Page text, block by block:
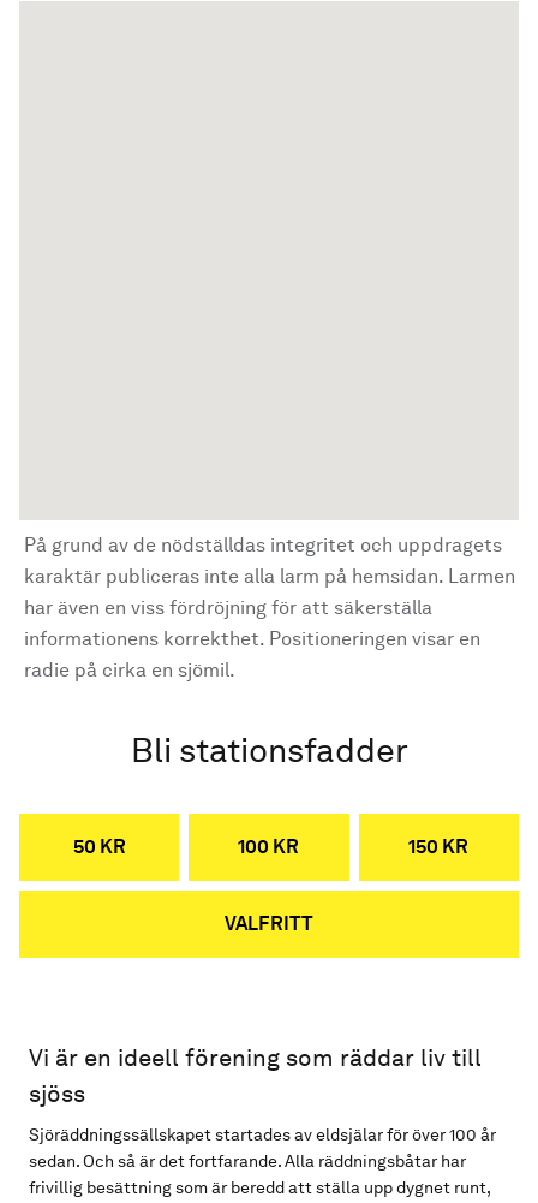
På grund av de nödställdas integritet och uppdragets
karaktär publiceras inte alla larm på hemsidan. Larmen
har även en viss fördröjning för att säkerställa
informationens korrekthet. Positioneringen visar en
radie på cirka en sjömil.
Bli stationsfadder
50 KR 100 KR 150 KR
VALFRITT
Vi är en ideell förening som räddar liv till
sjöss
Sjöräddningssällskapet startades av eldsjälar för över 100 år
sedan. Och så är det fortfarande. Alla räddningsbåtar har
frivillig besättning som är beredd att ställa upp dygnet runt,